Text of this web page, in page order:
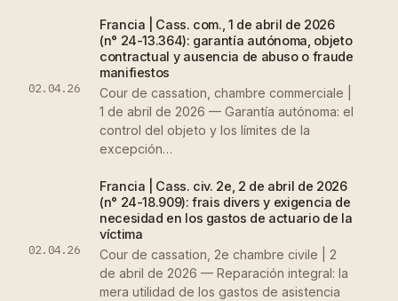
02.04.26
Francia | Cass. com., 1 de abril de 2026
(n° 24-13.364): garantía autónoma, objeto
contractual y ausencia de abuso o fraude
manifiestos
Cour de cassation, chambre commerciale |
1 de abril de 2026 — Garantía autónoma: el
control del objeto y los límites de la
excepción…
02.04.26
Francia | Cass. civ. 2e, 2 de abril de 2026
(n° 24-18.909): frais divers y exigencia de
necesidad en los gastos de actuario de la
víctima
Cour de cassation, 2e chambre civile | 2
de abril de 2026 — Reparación integral: la
mera utilidad de los gastos de asistencia